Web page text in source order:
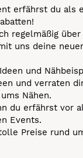
erfährst du als
regelmäßig über
uns deine
und
und verraten
Nähen.
du erfährst vor
Events.
Preise rund